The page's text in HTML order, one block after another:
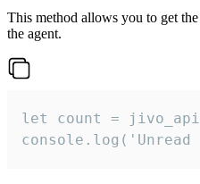
This method allows you to get
the agent.
let count =